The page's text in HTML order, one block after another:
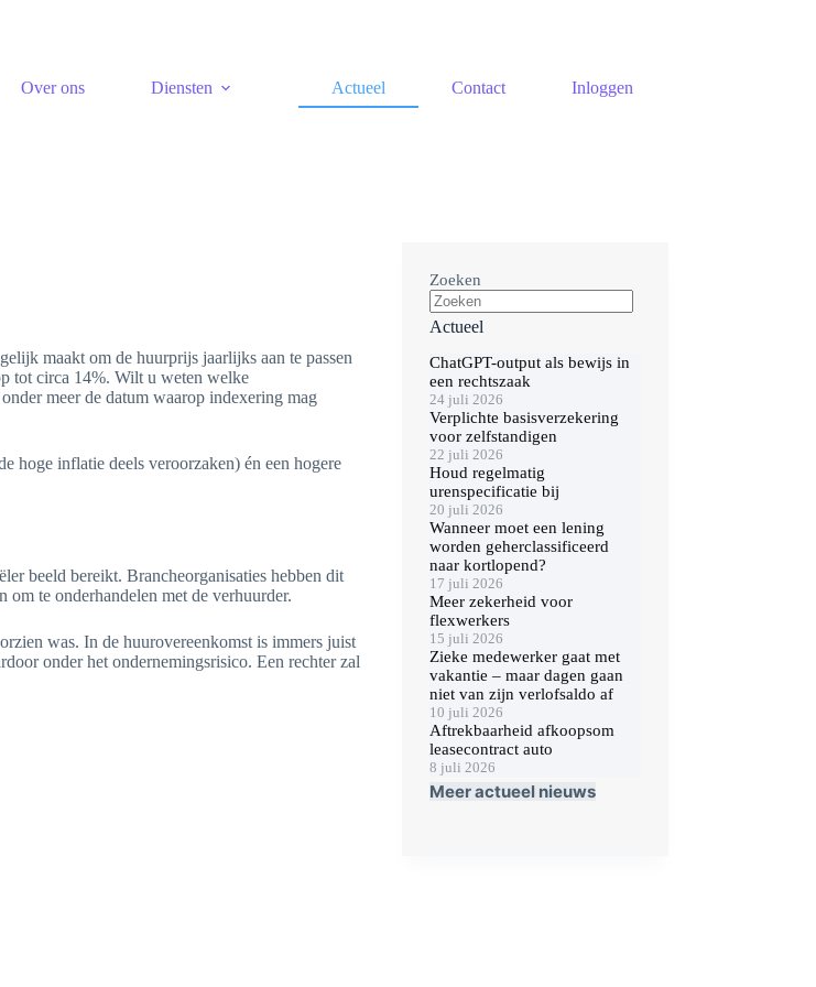
Over ons Diensten Actueel Contact Inloggen
maakt om de huurprijs jaarlijks aan te passen
tot circa 14%. Wilt u weten welke
meer de datum waarop indexering mag
hoge inflatie deels veroorzaken) én een hogere
beeld bereikt. Brancheorganisaties hebben dit
te onderhandelen met de verhuurder.
was. In de huurovereenkomst is immers juist
onder het ondernemingsrisico. Een rechter zal
Zoeken
Actueel
ChatGPT-output als bewijs in
een rechtszaak
24 juli 2026
Verplichte basisverzekering
voor zelfstandigen
22 juli 2026
Houd regelmatig
urenspecificatie bij
20 juli 2026
Wanneer moet een lening
worden geherclassificeerd
naar kortlopend?
17 juli 2026
Meer zekerheid voor
flexwerkers
15 juli 2026
Zieke medewerker gaat met
vakantie – maar dagen gaan
niet van zijn verlofsaldo af
10 juli 2026
Aftrekbaarheid afkoopsom
leasecontract auto
8 juli 2026
Meer actueel nieuws